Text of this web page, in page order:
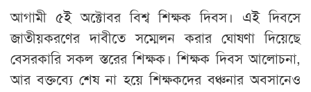
আগামী ৫ই অক্টোবর বিশ্ব শিক্ষক দিবস। এই দিবসে
জাতীয়করণের দাবীতে সম্মেলন করার ঘোষণা দিয়েছে
বেসরকারি সকল স্তরের শিক্ষক। শিক্ষক দিবস আলোচনা,
আর বক্তব্যে শেষ না হয়ে শিক্ষকদের বঞ্চনার অবসানেও